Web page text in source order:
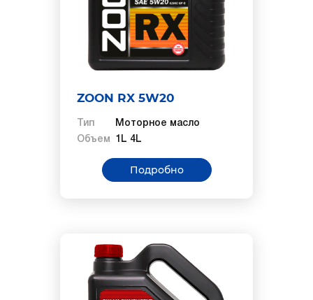
ZOON RX 5W20
Тип
Моторное масло
Объем
1L 4L
Подробно